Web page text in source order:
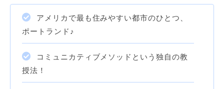
アメリカで最も住みやすい都市のひとつ、
ポートランド♪
コミュニカティブメソッドという独自の教
授法！